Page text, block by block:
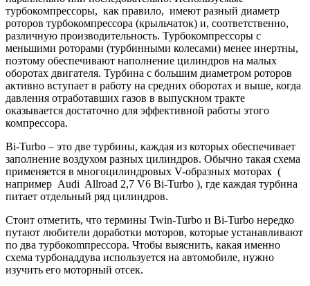
турбокомпрессоры, как правило, имеют разный диаметр
роторов турбокомпрессора (крыльчаток) и, соответственно,
различную производительность. Турбокомпрессоры с
меньшими роторами (турбинными колесами) менее инертны,
поэтому обеспечивают наполнение цилиндров на малых
оборотах двигателя. Турбина с большим диаметром роторов
активно вступает в работу на средних оборотах и выше, когда
давления отработавших газов в выпускном тракте
оказывается достаточно для эффективной работы этого
компрессора.
Bi-Turbo – это две турбины, каждая из которых обеспечивает
заполнение воздухом разных цилиндров. Обычно такая схема
применяется в многоцилиндровых V-образных моторах (
например Audi Allroad 2,7 V6 Bi-Turbo ), где каждая турбина
питает отдельный ряд цилиндров.
Стоит отметить, что термины Twin-Turbo и Bi-Turbo нередко
путают любители доработки моторов, которые устанавливают
по два турбокоmпрессора. Чтобы выяснить, какая именно
схема турбонаддува используется на автомобиле, нужно
изучить его моторный отсек.